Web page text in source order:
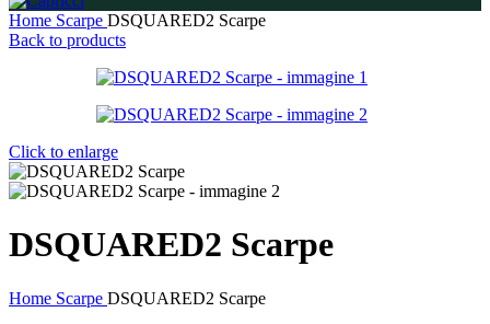
Home Scarpe DSQUARED2 Scarpe
Back to products
Click to enlarge
DSQUARED2 Scarpe
Home Scarpe DSQUARED2 Scarpe